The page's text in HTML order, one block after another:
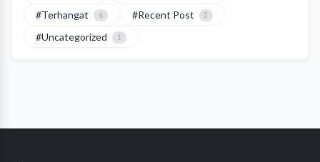
#Terhangat 6 #Recent Post 5
#Uncategorized 1